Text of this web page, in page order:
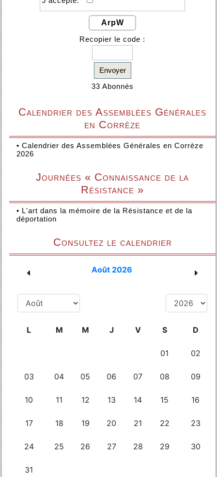
ArpW
Recopier le code :
Envoyer
33 Abonnés
Calendrier des Assemblées Générales
en Corrèze
• Calendrier des Assemblées Générales en Corrèze
2026
Journées « Connaissance de la
Résistance »
• L'art dans la mémoire de la Résistance et de la
déportation
Consultez le calendrier